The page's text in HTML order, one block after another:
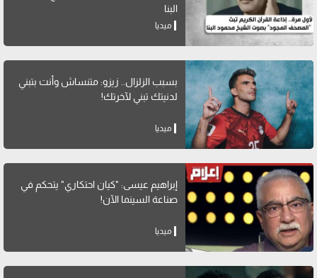
البنا
ميديا
بسبب الزلزال.. زيزو: متنساش وأنت بتبني
لدنيتك تبني لآخرتك!
ميديا
إبراهيم عيسى: "كيان احتكاري" يتحكم في
صناعة السينما الآن!
ميديا